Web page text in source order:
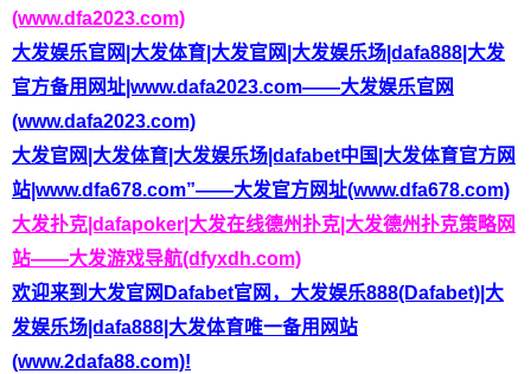
(www.dfa2023.com)
大发娱乐官网|大发体育|大发官网|大发娱乐场|dafa888|大发
官方备用网址|www.dafa2023.com——大发娱乐官网
(www.dafa2023.com)
大发官网|大发体育|大发娱乐场|dafabet中国|大发体育官方网
站|www.dfa678.com”——大发官方网址(www.dfa678.com)
大发扑克|dafapoker|大发在线德州扑克|大发德州扑克策略网
站——大发游戏导航(dfyxdh.com)
欢迎来到大发官网Dafabet官网，大发娱乐888(Dafabet)|大
发娱乐场|dafa888|大发体育唯一备用网站
(www.2dafa88.com)!